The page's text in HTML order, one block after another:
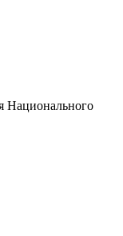
Национального